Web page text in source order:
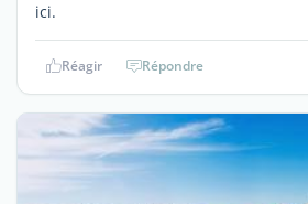
ici.
Réagir Répondre